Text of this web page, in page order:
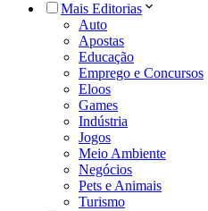
Mais Editorias
Auto
Apostas
Educação
Emprego e Concursos
Eloos
Games
Indústria
Jogos
Meio Ambiente
Negócios
Pets e Animais
Turismo